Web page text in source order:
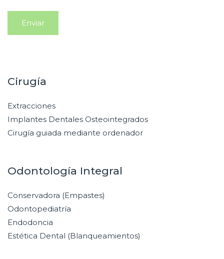
Cirugía
Extracciones
Implantes Dentales Osteointegrados
Cirugía guiada mediante ordenador
Odontología Integral
Conservadora (Empastes)
Odontopediatría
Endodoncia
Estética Dental (Blanqueamientos)